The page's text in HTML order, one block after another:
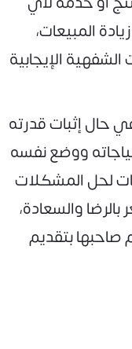
المبيعات،
الإيجابية
حال إثبات قدرته
ووضع نفسه
لحل المشكلات
والسعادة،
بتقديم